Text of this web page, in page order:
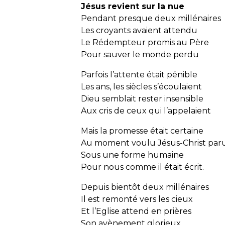
Jésus revient sur la nue
Pendant presque deux millénaires
Les croyants avaient attendu
Le Rédempteur promis au Père
Pour sauver le monde perdu
Parfois l’attente était pénible
Les ans, les siècles s’écoulaient
Dieu semblait rester insensible
Aux cris de ceux qui l’appelaient
Mais la promesse était certaine
Au moment voulu Jésus-Christ
Sous une forme humaine
Pour nous comme il était écrit.
Depuis bientôt deux millénaires
Il est remonté vers les cieux
Et l’Eglise attend en prières